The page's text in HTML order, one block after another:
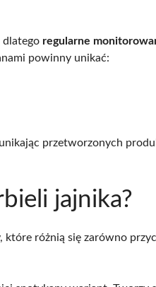
dlatego regularne
powinny unikać:
przetworzonych
jajnika?
różnią się zarówno